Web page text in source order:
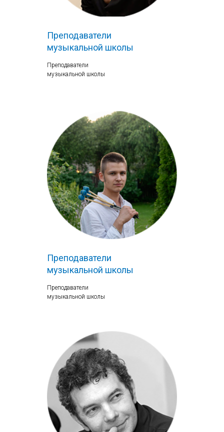
Преподаватели
музыкальной школы
Преподаватели
музыкальной школы
Преподаватели
музыкальной школы
Преподаватели
музыкальной школы